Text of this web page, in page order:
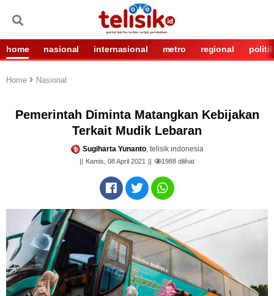
home nasional internasional metro regional politik
Home Nasional
Pemerintah Diminta Matangkan Kebijakan
Terkait Mudik Lebaran
Sugiharta Yunanto, telisik indonesia
Kamis, 08 April 2021 1988 dilihat